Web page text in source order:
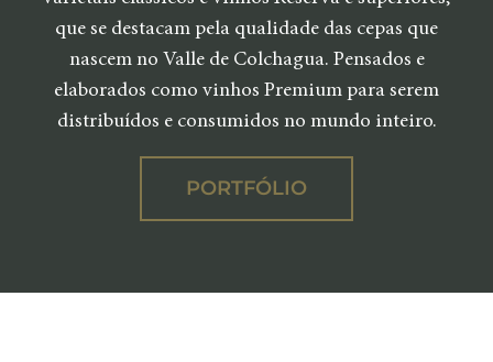
que se destacam pela qualidade das cepas que
nascem no Valle de Colchagua. Pensados e
elaborados como vinhos Premium para serem
distribuídos e consumidos no mundo inteiro.
PORTFÓLIO